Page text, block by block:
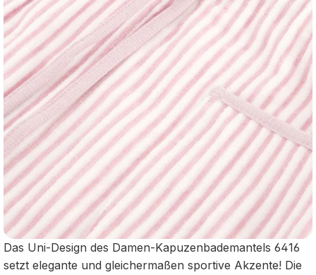
Das Uni-Design des Damen-Kapuzenbademantels 6416
setzt elegante und gleichermaßen sportive Akzente! Die